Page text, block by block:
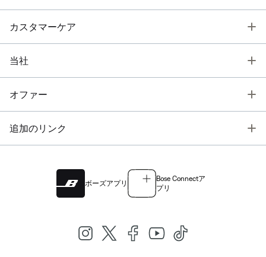
カスタマーケア
当社
オファー
追加のリンク
ボーズアプリ
Bose Connectア
プリ